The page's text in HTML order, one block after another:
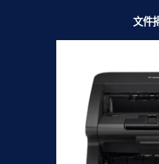
文件